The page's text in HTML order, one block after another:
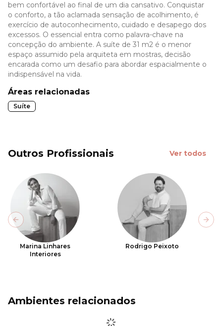
bem confortável ao final de um dia cansativo. Conquistar
o conforto, a tão aclamada sensação de acolhimento, é
exercício de autoconhecimento, cuidado e desapego dos
excessos. O essencial entra como palavra-chave na
concepção do ambiente. A suíte de 31 m2 é o menor
espaço assumido pela arquiteta em mostras, decisão
encarada como um desafio para abordar espacialmente o
indispensável na vida.
Áreas relacionadas
Suíte
Outros Profissionais Ver todos
Marina Linhares
Interiores
Rodrigo Peixoto
Previous slide
Ambientes relacionados